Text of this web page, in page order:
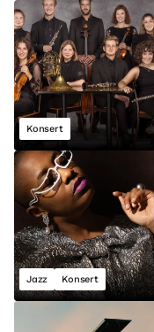
Konsert
Jazz Konsert